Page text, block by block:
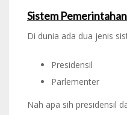
Sistem Pemerintahan
Di dunia ada dua jenis
Presidensil
Parlementer
Nah apa sih presidensil